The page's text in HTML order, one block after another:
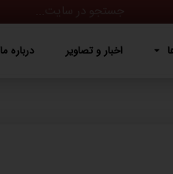
اخبار و تصاویر درباره ما
تصاویر درباره ما